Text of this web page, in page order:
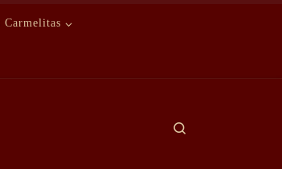
Carmelitas